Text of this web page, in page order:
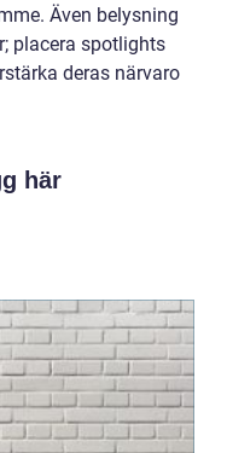
Även belysning
placera spotlights
deras närvaro
här